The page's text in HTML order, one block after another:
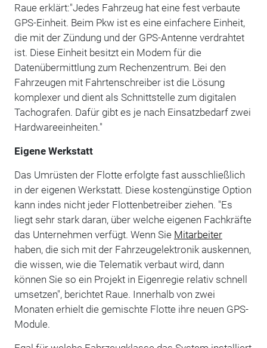
Raue erklärt:"Jedes Fahrzeug hat eine fest verbaute
GPS-Einheit. Beim Pkw ist es eine einfachere Einheit,
die mit der Zündung und der GPS-Antenne verdrahtet
ist. Diese Einheit besitzt ein Modem für die
Datenübermittlung zum Rechenzentrum. Bei den
Fahrzeugen mit Fahrtenschreiber ist die Lösung
komplexer und dient als Schnittstelle zum digitalen
Tachografen. Dafür gibt es je nach Einsatzbedarf zwei
Hardwareeinheiten."
Eigene Werkstatt
Das Umrüsten der Flotte erfolgte fast ausschließlich
in der eigenen Werkstatt. Diese kostengünstige Option
kann indes nicht jeder Flottenbetreiber ziehen. "Es
liegt sehr stark daran, über welche eigenen Fachkräfte
das Unternehmen verfügt. Wenn Sie Mitarbeiter
haben, die sich mit der Fahrzeugelektronik auskennen,
die wissen, wie die Telematik verbaut wird, dann
können Sie so ein Projekt in Eigenregie relativ schnell
umsetzen", berichtet Raue. Innerhalb von zwei
Monaten erhielt die gemischte Flotte ihre neuen GPS-
Module.